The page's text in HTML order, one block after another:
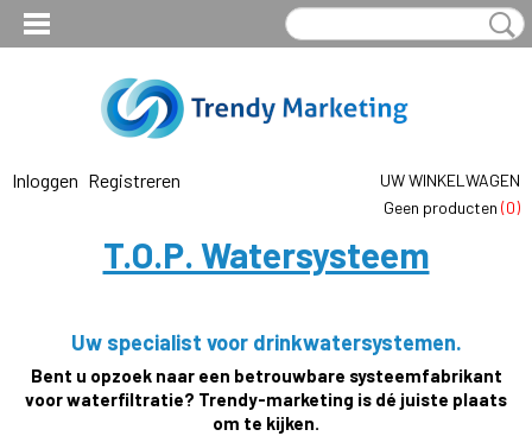
Inloggen Registreren
UW WINKELWAGEN
Geen producten (0)
T.O.P. Watersysteem
Uw specialist voor drinkwatersystemen.
Bent u opzoek naar een betrouwbare systeemfabrikant
voor waterfiltratie? Trendy-marketing is dé juiste plaats
om te kijken.